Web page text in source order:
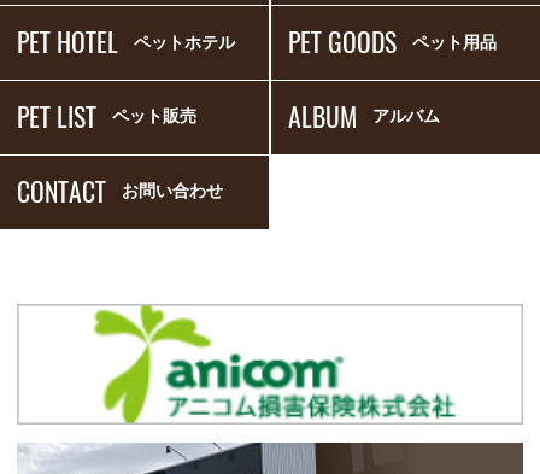
PET HOTEL ペットホテル PET GOODS ペット用品
PET LIST ペット販売 ALBUM アルバム
CONTACT お問い合わせ